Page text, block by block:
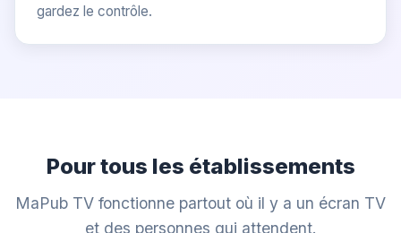
gardez le contrôle.
Pour tous les établissements
MaPub TV fonctionne partout où il y a un écran TV
et des personnes qui attendent.